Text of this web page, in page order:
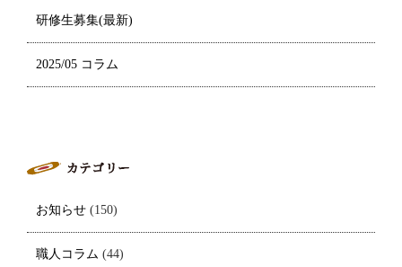
研修生募集(最新)
2025/05 コラム
お知らせ (150)
職人コラム (44)